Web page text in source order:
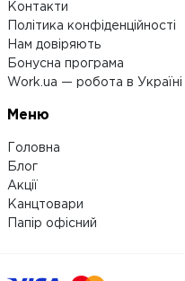
Контакти
Політика конфіденційності
Нам довіряють
Бонусна програма
Work.ua — робота в Україні
Меню
Головна
Блог
Акції
Канцтовари
Папір офісний